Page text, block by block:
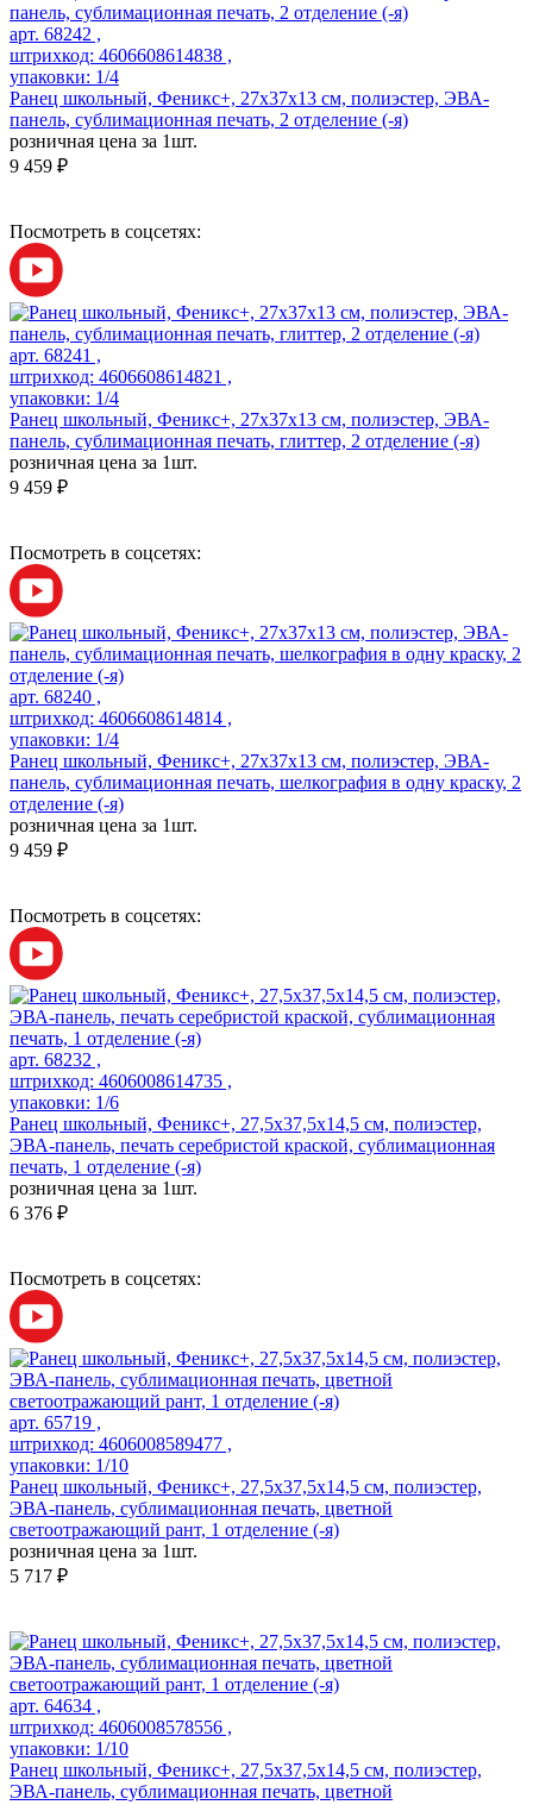
арт. 68242 ,
штрихкод: 4606608614838 ,
упаковки: 1/4
Ранец школьный, Феникс+, 27х37х13 см, полиэстер, ЭВА-
панель, сублимационная печать, 2 отделение (-я)
розничная цена за 1шт.
9 459 ₽
Посмотреть в соцсетях:
арт. 68241 ,
штрихкод: 4606608614821 ,
упаковки: 1/4
Ранец школьный, Феникс+, 27х37х13 см, полиэстер, ЭВА-
панель, сублимационная печать, глиттер, 2 отделение (-я)
розничная цена за 1шт.
9 459 ₽
Посмотреть в соцсетях:
арт. 68240 ,
штрихкод: 4606608614814 ,
упаковки: 1/4
Ранец школьный, Феникс+, 27х37х13 см, полиэстер, ЭВА-
панель, сублимационная печать, шелкография в одну краску, 2
отделение (-я)
розничная цена за 1шт.
9 459 ₽
Посмотреть в соцсетях:
арт. 68232 ,
штрихкод: 4606008614735 ,
упаковки: 1/6
Ранец школьный, Феникс+, 27,5x37,5x14,5 см, полиэстер,
ЭВА-панель, печать серебристой краской, сублимационная
печать, 1 отделение (-я)
розничная цена за 1шт.
6 376 ₽
Посмотреть в соцсетях:
арт. 65719 ,
штрихкод: 4606008589477 ,
упаковки: 1/10
Ранец школьный, Феникс+, 27,5x37,5x14,5 см, полиэстер,
ЭВА-панель, сублимационная печать, цветной
светоотражающий рант, 1 отделение (-я)
розничная цена за 1шт.
5 717 ₽
арт. 64634 ,
штрихкод: 4606008578556 ,
упаковки: 1/10
Ранец школьный, Феникс+, 27,5x37,5x14,5 см, полиэстер,
ЭВА-панель, сублимационная печать, цветной